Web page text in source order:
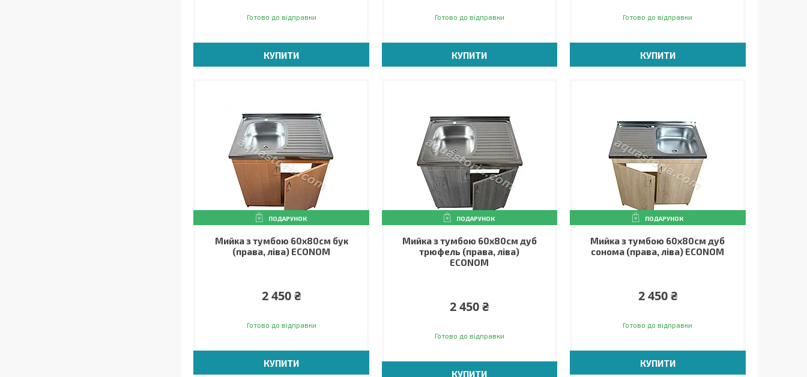
Готово до відправки
КУПИТИ
Готово до відправки
КУПИТИ
Готово до відправки
КУПИТИ
ПОДАРУНОК
Мийка з тумбою 60х80см бук
(права, ліва) ECONOM
2 450 ₴
Готово до відправки
КУПИТИ
ПОДАРУНОК
Мийка з тумбою 60х80см дуб
трюфель (права, ліва)
ECONOM
2 450 ₴
Готово до відправки
КУПИТИ
ПОДАРУНОК
Мийка з тумбою 60х80см дуб
сонома (права, ліва) ECONOM
2 450 ₴
Готово до відправки
КУПИТИ